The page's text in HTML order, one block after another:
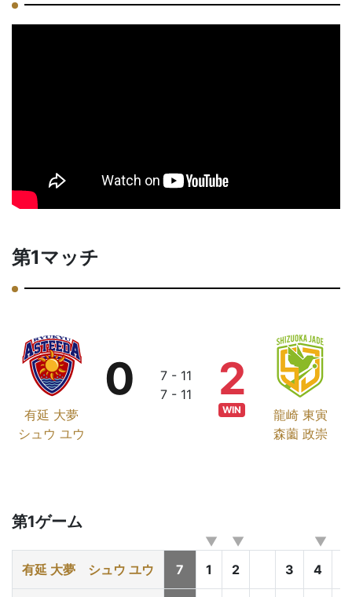
第1マッチ
有延 大夢
シュウ ユウ
0
7 - 11
7 - 11
龍崎 東寅
森薗 政崇
2
WIN
第1ゲーム
有延 大夢 シュウ ユウ 7 1 2 3 4